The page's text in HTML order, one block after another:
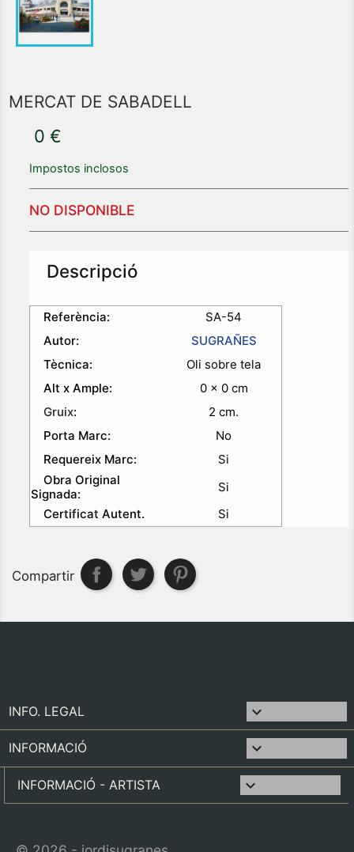
MERCAT DE SABADELL
0 €
Impostos inclosos
NO DISPONIBLE
Descripció
Referència:
SA-54
Autor:
SUGRAÑES
Tècnica:
Oli sobre tela
Alt x Ample:
0 x 0 cm
Gruix:
2 cm.
Porta Marc:
No
Requereix Marc:
Si
Obra Original
Signada:
Si
Certificat Autent.
Si
Compartir
INFO. LEGAL 
INFORMACIÓ 
INFORMACIÓ - ARTISTA keyboard_arrow_down